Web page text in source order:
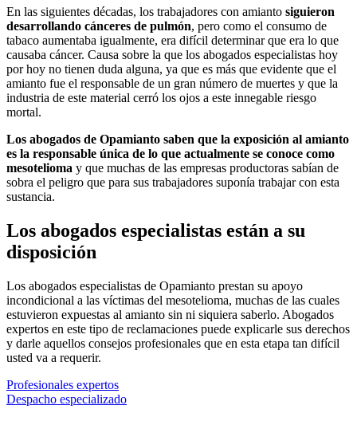
En las siguientes décadas, los trabajadores con amianto siguieron
desarrollando cánceres de pulmón, pero como el consumo de
tabaco aumentaba igualmente, era difícil determinar que era lo que
causaba cáncer. Causa sobre la que los abogados especialistas hoy
por hoy no tienen duda alguna, ya que es más que evidente que el
amianto fue el responsable de un gran número de muertes y que la
industria de este material cerró los ojos a este innegable riesgo
mortal.
Los abogados de Opamianto saben que la exposición al amianto
es la responsable única de lo que actualmente se conoce como
mesotelioma y que muchas de las empresas productoras sabían de
sobra el peligro que para sus trabajadores suponía trabajar con esta
sustancia.
Los abogados especialistas están a su
disposición
Los abogados especialistas de Opamianto prestan su apoyo
incondicional a las víctimas del mesotelioma, muchas de las cuales
estuvieron expuestas al amianto sin ni siquiera saberlo. Abogados
expertos en este tipo de reclamaciones puede explicarle sus derechos
y darle aquellos consejos profesionales que en esta etapa tan difícil
usted va a requerir.
Profesionales expertos
Despacho especializado